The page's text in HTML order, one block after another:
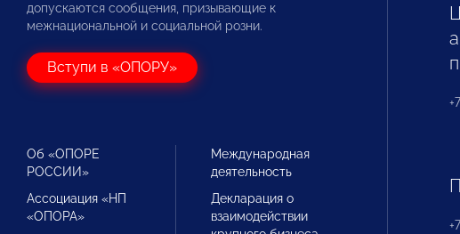
допускаются сообщения, призывающие к
межнациональной и социальной розни.
Вступи в «ОПОРУ»
Об «ОПОРЕ
РОССИИ»
Ассоциация «НП
«ОПОРА»
Международная
деятельность
Декларация о
взаимодействии